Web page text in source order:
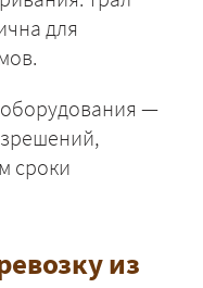
для
—
сроки
из